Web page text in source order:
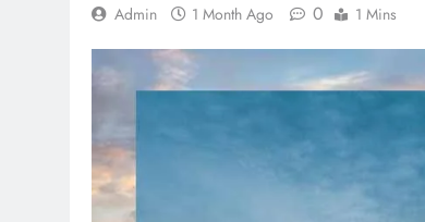
Admin 1 Month Ago 0 1 Mins